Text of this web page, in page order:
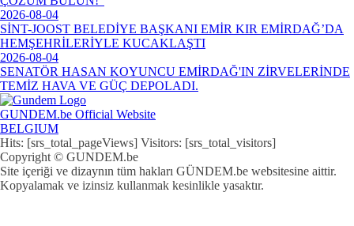
2026-08-04
SİNT-JOOST BELEDİYE BAŞKANI EMİR KIR EMİRDAĞ’DA
HEMŞEHRİLERİYLE KUCAKLAŞTI
2026-08-04
SENATÖR HASAN KOYUNCU EMİRDAĞ'IN ZİRVELERİNDE
TEMİZ HAVA VE GÜÇ DEPOLADI.
GUNDEM.be Official Website
BELGIUM
Hits: [srs_total_pageViews] Visitors: [srs_total_visitors]
Copyright © GUNDEM.be
Site içeriği ve dizaynın tüm hakları GÜNDEM.be websitesine aittir.
Kopyalamak ve izinsiz kullanmak kesinlikle yasaktır.